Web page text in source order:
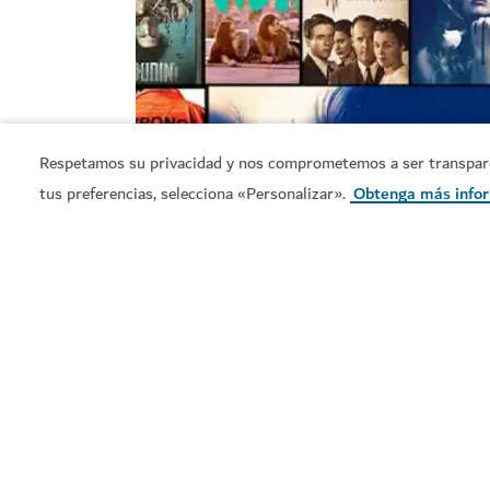
Respetamos su privacidad y nos comprometemos a ser
tus preferencias, selecciona «Personalizar». Obtenga más